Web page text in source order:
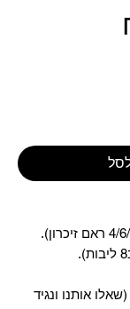
אותנו ונגיד